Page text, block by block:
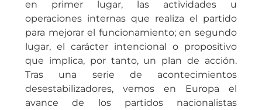
en primer lugar, las actividades u
operaciones internas que realiza el partido
para mejorar el funcionamiento; en segundo
lugar, el carácter intencional o propositivo
que implica, por tanto, un plan de acción.
Tras una serie de acontecimientos
desestabilizadores, vemos en Europa el
avance de los partidos nacionalistas